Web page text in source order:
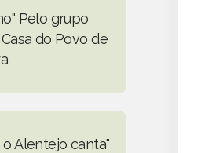
Pelo grupo
do Povo de
o Alentejo canta"